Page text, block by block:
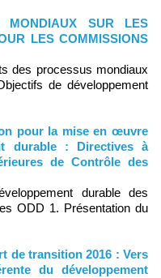
MONDIAUX SUR LES
LES COMMISSIONS
des processus mondiaux
de développement
pour la mise en œuvre
durable : Directives à
de Contrôle des
durable des
ODD 1. Présentation du
de transition 2016 : Vers
du développement